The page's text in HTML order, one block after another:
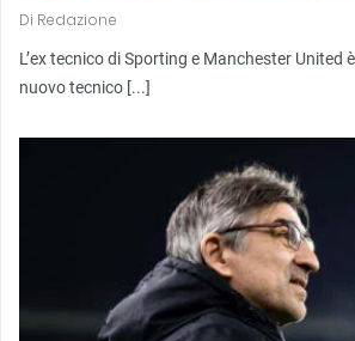
Di Redazione
L’ex tecnico di Sporting e Manchester United
nuovo tecnico [...]